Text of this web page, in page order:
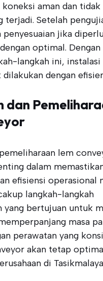
koneksi aman dan tidak
terjadi. Setelah
penyesuaian jika
optimal. Dengan
langkah ini,
dengan
dan
lem
dalam
efisiensi operasional
langkah-langkah
yang bertujuan untuk
masa
perawatan yang
akan tetap
di